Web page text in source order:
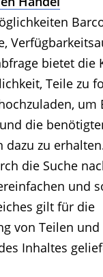
bietet die
Teile zu
um
die
zu
die Suche
und
gilt für die
von Teilen und
Inhaltes